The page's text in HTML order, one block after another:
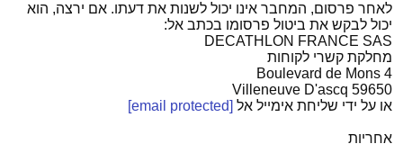
לאחר פרסום, המחבר אינו יכול לשנות את דעתו. אם ירצה, הוא
יכול לבקש את ביטול פרסומו בכתב אל:
DECATHLON FRANCE SAS
מחלקת קשרי לקוחות
4 Boulevard de Mons
59650 Villeneuve D'ascq
או על ידי שליחת אימייל אל [email protected]
אחריות